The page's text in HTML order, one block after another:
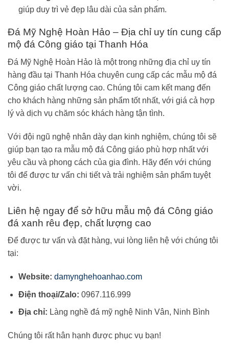
giúp duy trì vẻ đẹp lâu dài của sản phẩm.
Đá Mỹ Nghệ Hoàn Hảo – Địa chỉ uy tín cung cấp
mộ đá Công giáo tại Thanh Hóa
Đá Mỹ Nghệ Hoàn Hảo là một trong những địa chỉ uy tín
hàng đầu tại Thanh Hóa chuyên cung cấp các mẫu mộ đá
Công giáo chất lượng cao. Chúng tôi cam kết mang đến
cho khách hàng những sản phẩm tốt nhất, với giá cả hợp
lý và dịch vụ chăm sóc khách hàng tận tình.
Với đội ngũ nghệ nhân dày dạn kinh nghiệm, chúng tôi sẽ
giúp bạn tạo ra mẫu mộ đá Công giáo phù hợp nhất với
yêu cầu và phong cách của gia đình. Hãy đến với chúng
tôi để được tư vấn chi tiết và trải nghiệm sản phẩm tuyệt
vời.
Liên hệ ngay để sở hữu mẫu mộ đá Công giáo
đá xanh rêu đẹp, chất lượng cao
Để được tư vấn và đặt hàng, vui lòng liên hệ với chúng tôi
tại:
Website: damynghehoanhao.com
Điện thoại/Zalo: 0967.116.999
Địa chỉ: Làng nghề đá mỹ nghệ Ninh Vân, Ninh Bình
Chúng tôi rất hân hạnh được phục vụ bạn!